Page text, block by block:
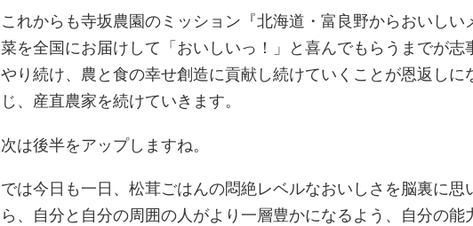
これからも寺坂農園のミッション『北海道・富良野からおいしい
菜を全国にお届けして「おいしいっ！」と喜んでもらうまでが志
やり続け、農と食の幸せ創造に貢献し続けていくことが恩返しに
じ、産直農家を続けていきます。
次は後半をアップしますね。
では今日も一日、松茸ごはんの悶絶レベルなおいしさを脳裏に思
ら、自分と自分の周囲の人がより一層豊かになるよう、自分の能